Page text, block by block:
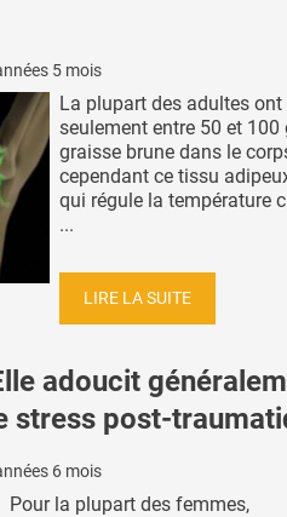
5 mois
La plupart des adultes ont
seulement entre 50 et 100
graisse brune dans le
cependant ce tissu
qui régule la température
...
LIRE LA SUITE
adoucit
stress post-
6 mois
Pour la plupart des femmes,